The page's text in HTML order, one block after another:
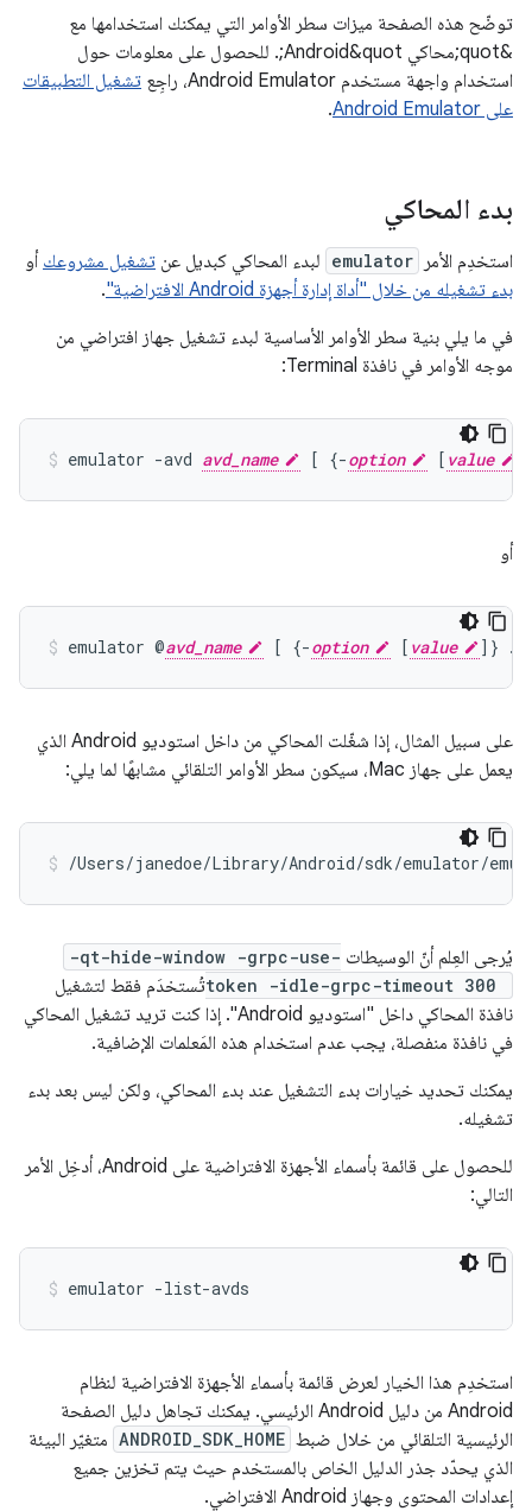
توضّح هذه الصفحة ميزات سطر الأوامر التي يمكنك استخدامها مع
&quot;محاكي Android&quot;. للحصول على معلومات حول
استخدام واجهة مستخدم Android Emulator، راجِع
تشغيل التطبيقات
على Android Emulator
.
بدء المحاكي
استخدِم الأمر emulator لبدء المحاكي كبديل عن تشغيل مشروعك أو
بدء تشغيله من خلال "أداة إدارة أجهزة Android الافتراضية"
.
في ما يلي بنية سطر الأوامر الأساسية لبدء تشغيل جهاز افتراضي من
موجه الأوامر في نافذة Terminal:
emulator -avd avd_name [ {-option [ value
أو
emulator @avd_name [ {-option [ value
على سبيل المثال، إذا شغّلت المحاكي من داخل استوديو Android الذي
يعمل على جهاز Mac، سيكون سطر الأوامر التلقائي مشابهًا لما يلي:
/Users/janedoe/Library/Android/sdk/emulator/
يُرجى العِلم أنّ الوسيطات -qt-hide-window -grpc-use-
token -idle-grpc-timeout 300تُستخدَم فقط لتشغيل
نافذة المحاكي داخل "استوديو Android". إذا كنت تريد تشغيل المحاكي
في نافذة منفصلة، يجب عدم استخدام هذه المَعلمات الإضافية.
يمكنك تحديد خيارات بدء التشغيل عند بدء المحاكي، ولكن ليس بعد بدء
تشغيله.
للحصول على قائمة بأسماء الأجهزة الافتراضية على Android، أدخِل الأمر
التالي:
emulator -list-avds
استخدِم هذا الخيار لعرض قائمة بأسماء الأجهزة الافتراضية لنظام
Android من دليل Android الرئيسي. يمكنك تجاهل دليل الصفحة
الرئيسية التلقائي من خلال ضبط ANDROID_SDK_HOME متغيّر البيئة
الذي يحدّد جذر الدليل الخاص بالمستخدم حيث يتم تخزين جميع
إعدادات المحتوى وجهاز Android الافتراضي.